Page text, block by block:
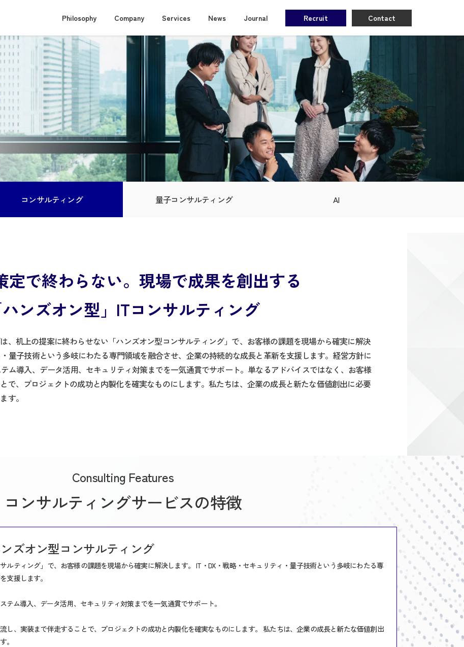
Philosophy Company Services News Journal Recruit Contact
コンサルティング 量子コンサルティング AI
定で終わらない。現場で成果を創出する
ハンズオン型」ITコンサルティング
、机上の提案に終わらせない「ハンズオン型コンサルティング」で、お客様の課題を現場から確実に解決
量子技術という多岐にわたる専門領域を融合させ、企業の持続的な成長と革新を支援します。経営方針に
ム導入、データ活用、セキュリティ対策までを一気通貫でサポート。単なるアドバイスではなく、お客様
で、プロジェクトの成功と内製化を確実なものにします。私たちは、企業の成長と新たな価値創出に必要
す。
Consulting Features
コンサルティングサービスの特徴
ズオン型コンサルティング
ルティング」で、お客様の課題を現場から確実に解決します。 IT・DX・戦略・セキュリティ・量子技術という多岐にわたる専
支援します。
テム導入、データ活用、セキュリティ対策までを一気通貫でサポート。
し、実装まで伴走することで、プロジェクトの成功と内製化を確実なものにします。 私たちは、企業の成長と新たな価値創出
。